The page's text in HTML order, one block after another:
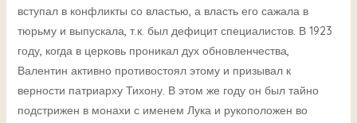
вступал в конфликты со властью, а власть его сажала в
тюрьму и выпускала, т.к. был дефицит специалистов. В 1923
году, когда в церковь проникал дух обновленчества,
Валентин активно противостоял этому и призывал к
верности патриарху Тихону. В этом же году он был тайно
подстрижен в монахи с именем Лука и рукоположен во